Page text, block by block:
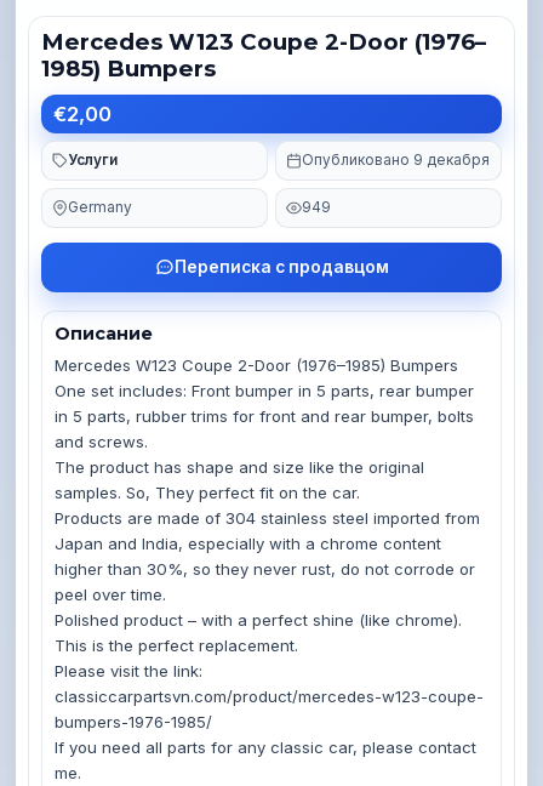
Mercedes W123 Coupe 2-Door (1976–
1985) Bumpers
€2,00
Услуги Опубликовано 9 декабря
Germany 949
Переписка с продавцом
Описание
Mercedes W123 Coupe 2-Door (1976–1985) Bumpers
One set includes: Front bumper in 5 parts, rear bumper
in 5 parts, rubber trims for front and rear bumper, bolts
and screws.
The product has shape and size like the original
samples. So, They perfect fit on the car.
Products are made of 304 stainless steel imported from
Japan and India, especially with a chrome content
higher than 30%, so they never rust, do not corrode or
peel over time.
Polished product – with a perfect shine (like chrome).
This is the perfect replacement.
Please visit the link:
classiccarpartsvn.com/product/mercedes-w123-coupe-
bumpers-1976-1985/
If you need all parts for any classic car, please contact
me.